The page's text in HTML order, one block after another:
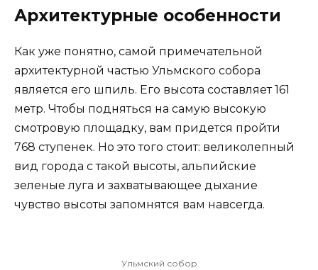
Архитектурные особенности
Как уже понятно, самой примечательной
архитектурной частью Ульмского собора
является его шпиль. Его высота составляет 161
метр. Чтобы подняться на самую высокую
смотровую площадку, вам придется пройти
768 ступенек. Но это того стоит: великолепный
вид города с такой высоты, альпийские
зеленые луга и захватывающее дыхание
чувство высоты запомнятся вам навсегда.
Ульмский собор